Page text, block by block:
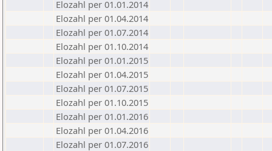
Elozahl per 01.01.2014
Elozahl per 01.04.2014
Elozahl per 01.07.2014
Elozahl per 01.10.2014
Elozahl per 01.01.2015
Elozahl per 01.04.2015
Elozahl per 01.07.2015
Elozahl per 01.10.2015
Elozahl per 01.01.2016
Elozahl per 01.04.2016
Elozahl per 01.07.2016